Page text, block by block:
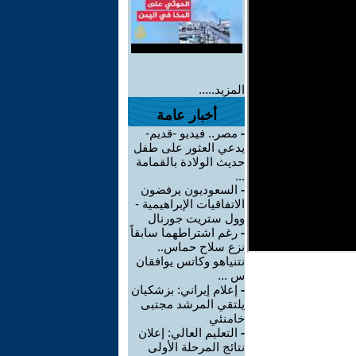
المزيد.....
أخبار عامة
- مصر.. فيديو -قديم-
يدعي العثور على طفل
حديث الولادة بالقمامة
...
- السعوديون يرفضون
الاتفاقيات الإبراهيمية -
وول ستريت جورنال
- رغم اشتراطهما سابقاً
نزع سلاح حماس..
نتنياهو وكاتس يوافقان
س ...
- إعلام إيراني: بزشكيان
يلتقي المرشد مجتبى
خامنئي
- التعليم العالي: إعلان
نتائج المرحلة الأولى